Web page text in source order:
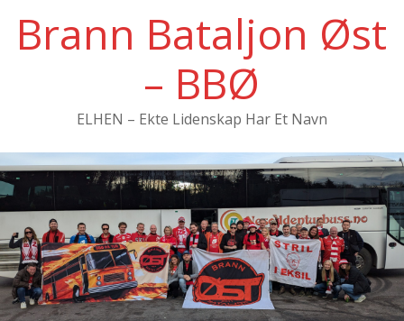
innholdet
Brann Bataljon Øst
– BBØ
ELHEN – Ekte Lidenskap Har Et Navn